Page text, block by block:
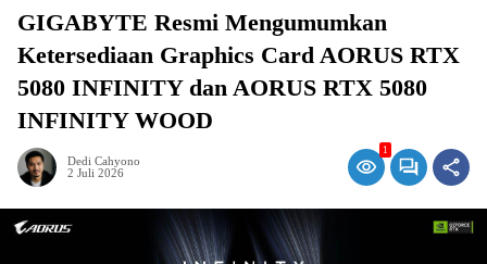
GIGABYTE Resmi Mengumumkan
Ketersediaan Graphics Card AORUS RTX
5080 INFINITY dan AORUS RTX 5080
INFINITY WOOD
Dedi Cahyono
2 Juli 2026
1